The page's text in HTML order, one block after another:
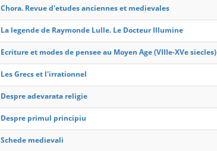
Chora. Revue d'etudes anciennes et medievales
La legende de Raymonde Lulle. Le Docteur Illumine
Ecriture et modes de pensee au Moyen Age (VIIIe-XVe siecles)
Les Grecs et l'irrationnel
Despre adevarata religie
Despre primul principiu
Schede medievali